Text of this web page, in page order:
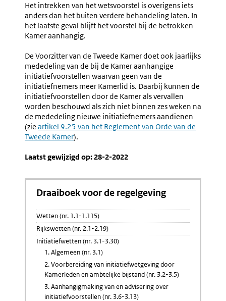
Het intrekken van het wetsvoorstel is overigens iets
anders dan het buiten verdere behandeling laten. In
het laatste geval blijft het voorstel bij de betrokken
Kamer aanhangig.
De Voorzitter van de Tweede Kamer doet ook jaarlijks
mededeling van de bij de Kamer aanhangige
initiatiefvoorstellen waarvan geen van de
initiatiefnemers meer Kamerlid is. Daarbij kunnen de
initiatiefvoorstellen door de Kamer als vervallen
worden beschouwd als zich niet binnen zes weken na
de mededeling nieuwe initiatiefnemers aandienen
(zie Externe
link:
artikel 9.25 van het Reglement van Orde van de
Tweede Kamer).
Laatst gewijzigd op: 28-2-2022
Draaiboek voor de regelgeving
Wetten (nr. 1.1-1.115)
Rijkswetten (nr. 2.1-2.19)
Initiatiefwetten (nr. 3.1-3.30)
1. Algemeen (nr. 3.1)
2. Voorbereiding van initiatiefwetgeving door
Kamerleden en ambtelijke bijstand (nr. 3.2-3.5)
3. Aanhangigmaking van en advisering over
initiatiefvoorstellen (nr. 3.6-3.13)